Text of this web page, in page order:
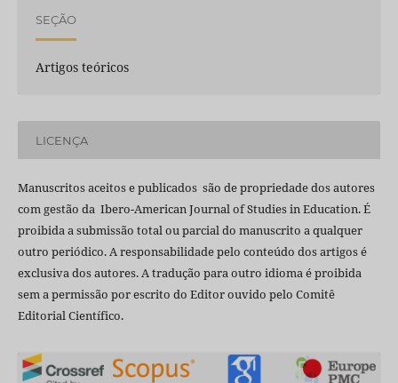
SEÇÃO
Artigos teóricos
LICENÇA
Manuscritos aceitos e publicados são de propriedade dos autores
com gestão da Ibero-American Journal of Studies in Education. É
proibida a submissão total ou parcial do manuscrito a qualquer
outro periódico. A responsabilidade pelo conteúdo dos artigos é
exclusiva dos autores. A tradução para outro idioma é proibida
sem a permissão por escrito do Editor ouvido pelo Comitê
Editorial Científico.